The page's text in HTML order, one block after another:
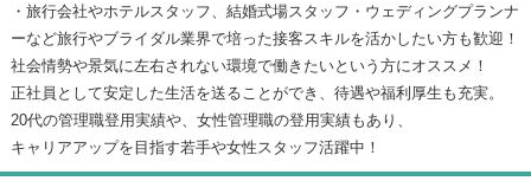
・旅行会社やホテルスタッフ、結婚式場スタッフ・ウェディングプランナ
ーなど旅行やブライダル業界で培った接客スキルを活かしたい方も歓迎！
社会情勢や景気に左右されない環境で働きたいという方にオススメ！
正社員として安定した生活を送ることができ、待遇や福利厚生も充実。
20代の管理職登用実績や、女性管理職の登用実績もあり、
キャリアアップを目指す若手や女性スタッフ活躍中！